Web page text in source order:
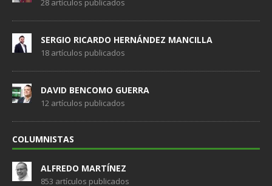
28 artículos publicados
SERGIO RICARDO HERNÁNDEZ MANCILLA
18 artículos publicados
DAVID BENCOMO GUERRA
12 artículos publicados
COLUMNISTAS
ALFREDO MARTÍNEZ
853 artículos publicados